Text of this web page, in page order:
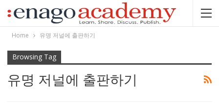
Home 유명 저널에 출판하기
Browsing Tag
유명 저널에 출판하기